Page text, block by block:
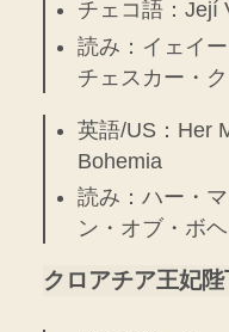
チェコ語：Její
読み：イェイ
チェスカー・
英語/US：Her
Bohemia
読み：ハー・
ン・オブ・ボ
クロアチア王妃陛